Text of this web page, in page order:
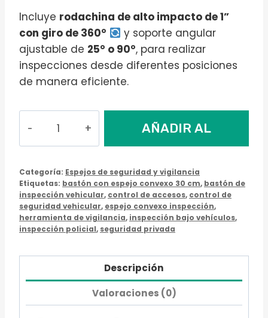
Incluye rodachina de alto impacto de 1”
con giro de 360°
y soporte angular
ajustable de 25° o 90°, para realizar
inspecciones desde diferentes posiciones
de manera eficiente.
Inspección
Vehicular
con
Espejo
Rectangular
20x30
Linterna
AÑADIR AL
Categoría: Espejos de seguridad y vigilancia
Etiquetas: bastón con espejo convexo 30 cm, bastón de
inspección vehicular, control de accesos, control de
seguridad vehicular, espejo convexo inspección,
herramienta de vigilancia, inspección bajo vehículos,
inspección policial, seguridad privada
Descripción
Valoraciones (0)